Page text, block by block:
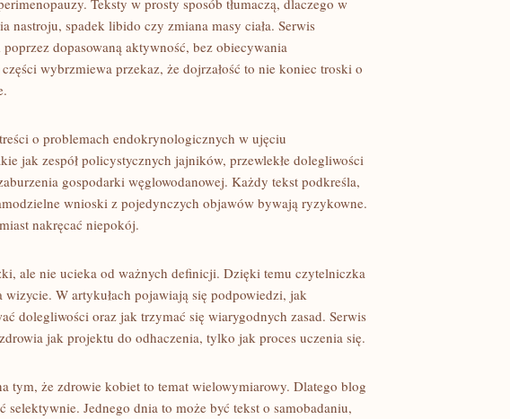
Teksty w prosty sposób tłumaczą, dlaczego w
nastroju, spadek libido czy zmiana masy ciała. Serwis
dopasowaną aktywność, bez obiecywania
wybrzmiewa przekaz, że dojrzałość to nie koniec troski o
o problemach endokrynologicznych w ujęciu
jak zespół policystycznych jajników, przewlekłe dolegliwości
gospodarki węglowodanowej. Każdy tekst podkreśla,
wnioski z pojedynczych objawów bywają ryzykowne.
nakręcać niepokój.
ale nie ucieka od ważnych definicji. Dzięki temu czytelniczka
wizycie. W artykułach pojawiają się podpowiedzi, jak
dolegliwości oraz jak trzymać się wiarygodnych zasad. Serwis
jak projektu do odhaczenia, tylko jak proces uczenia się.
tym, że zdrowie kobiet to temat wielowymiarowy. Dlatego blog
selektywnie. Jednego dnia to może być tekst o samobadaniu,